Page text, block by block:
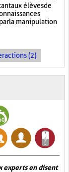
aux élèves de
la manipulation
(2)
experts en disent